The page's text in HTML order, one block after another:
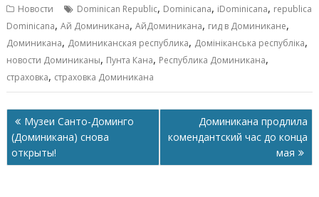
e
b
o
o
k
ai
l
at
s
A
p
p
ss
e
n
g
er
п
р
а
в
и
Новости Dominican Republic, Dominicana, iDominicana, republica
Dominicana,Ай Доминикана,АйДоминикана, гид в Доминикане,
Доминикана, Доминиканская республика, Домініканська республіка,
новости Доминиканы, Пунта Кана, Республика Доминикана,
страховка, страховка Доминикана
Навигация
по
записям
Музеи Санто-Доминго
(Доминикана) снова
открыты!
Доминикана продлила
комендантский час до конца
мая